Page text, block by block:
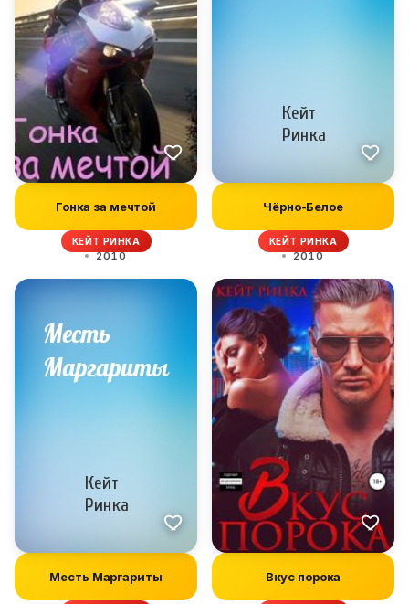
Гонка за мечтой
КЕЙТ РИНКА
2010
Чёрно-Белое
КЕЙТ РИНКА
2010
Месть Маргариты Вкус порока